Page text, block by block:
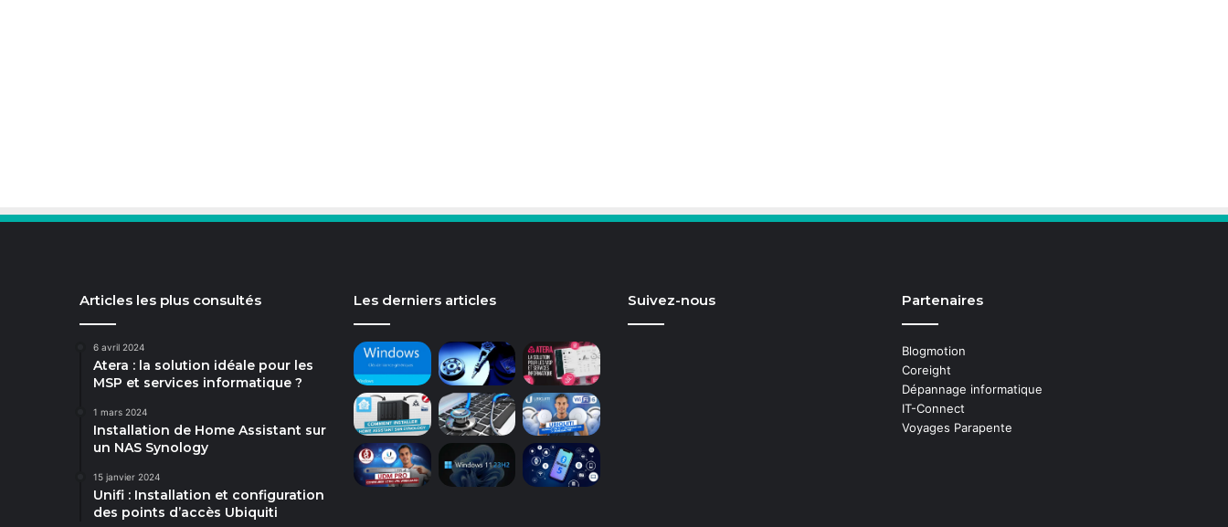
Articles les plus consultés
6 avril 2024
Atera : la solution idéale pour les
MSP et services informatique ?
1 mars 2024
Installation de Home Assistant sur
un NAS Synology
15 janvier 2024
Unifi : Installation et configuration
des points d’accès Ubiquiti
Les derniers articles Suivez-nous Partenaires
Blogmotion
Coreight
Dépannage informatique
IT-Connect
Voyages Parapente